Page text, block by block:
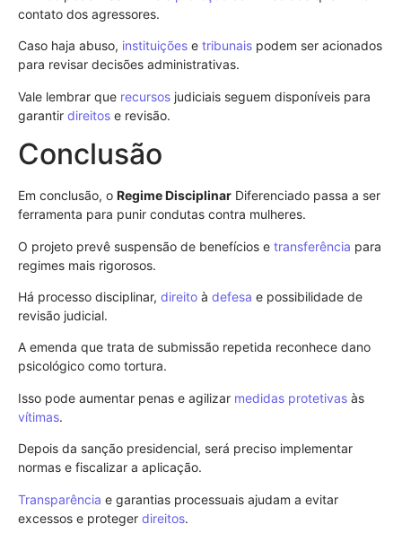
contato dos agressores.
Caso haja abuso, instituições e tribunais podem ser acionados
para revisar decisões administrativas.
Vale lembrar que recursos judiciais seguem disponíveis para
garantir direitos e revisão.
Conclusão
Em conclusão, o Regime Disciplinar Diferenciado passa a ser
ferramenta para punir condutas contra mulheres.
O projeto prevê suspensão de benefícios e transferência para
regimes mais rigorosos.
Há processo disciplinar, direito à defesa e possibilidade de
revisão judicial.
A emenda que trata de submissão repetida reconhece dano
psicológico como tortura.
Isso pode aumentar penas e agilizar medidas protetivas às
vítimas.
Depois da sanção presidencial, será preciso implementar
normas e fiscalizar a aplicação.
Transparência e garantias processuais ajudam a evitar
excessos e proteger direitos.